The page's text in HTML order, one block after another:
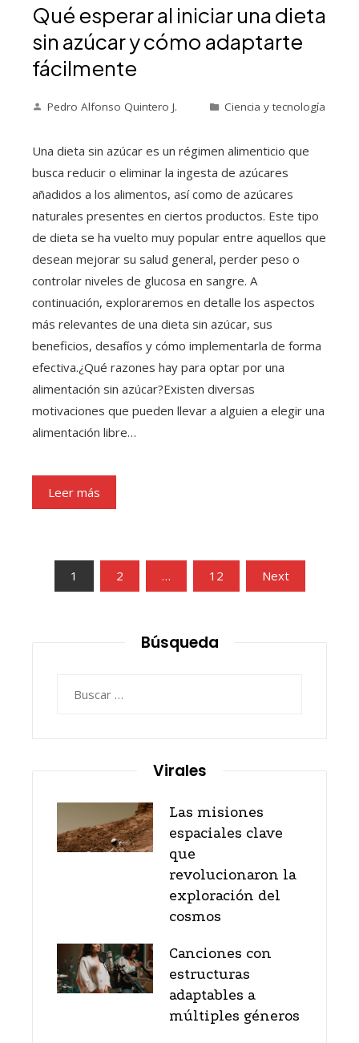
Qué esperar al iniciar una dieta
sin azúcar y cómo adaptarte
fácilmente
Pedro Alfonso Quintero J. Ciencia y tecnología
Una dieta sin azúcar es un régimen alimenticio que
busca reducir o eliminar la ingesta de azúcares
añadidos a los alimentos, así como de azúcares
naturales presentes en ciertos productos. Este tipo
de dieta se ha vuelto muy popular entre aquellos que
desean mejorar su salud general, perder peso o
controlar niveles de glucosa en sangre. A
continuación, exploraremos en detalle los aspectos
más relevantes de una dieta sin azúcar, sus
beneficios, desafíos y cómo implementarla de forma
efectiva.¿Qué razones hay para optar por una
alimentación sin azúcar?Existen diversas
motivaciones que pueden llevar a alguien a elegir una
alimentación libre…
Leer más
Paginación
entradas
1 2 … 12 Next
Búsqueda
Virales
Las misiones
espaciales clave
que
revolucionaron la
exploración del
cosmos
Canciones con
estructuras
adaptables a
múltiples géneros